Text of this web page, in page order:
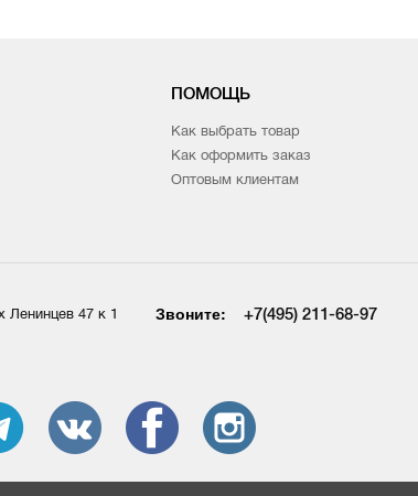
ПОМОЩЬ
Как выбрать товар
Как оформить заказ
Оптовым клиентам
Ленинцев 47 к 1 Звоните: +7(495) 211-68-97